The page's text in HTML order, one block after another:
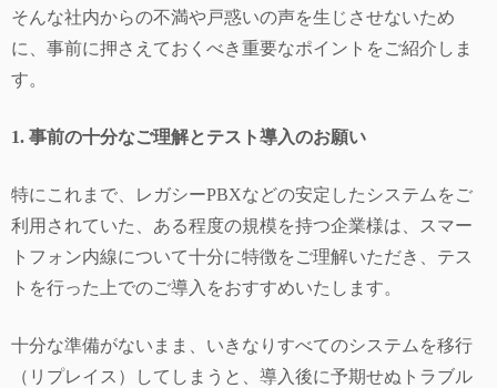
そんな社内からの不満や戸惑いの声を生じさせないため
に、事前に押さえておくべき重要なポイントをご紹介しま
す。
1. 事前の十分なご理解とテスト導入のお願い
特にこれまで、レガシーPBXなどの安定したシステムをご
利用されていた、ある程度の規模を持つ企業様は、スマー
トフォン内線について十分に特徴をご理解いただき、テス
トを行った上でのご導入をおすすめいたします。
十分な準備がないまま、いきなりすべてのシステムを移行
（リプレイス）してしまうと、導入後に予期せぬトラブル